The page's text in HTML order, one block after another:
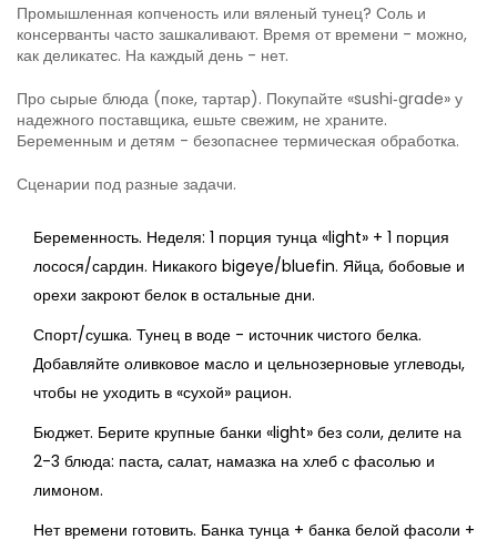
Промышленная копченость или вяленый тунец? Соль и
консерванты часто зашкаливают. Время от времени - можно,
как деликатес. На каждый день - нет.
Про сырые блюда (поке, тартар). Покупайте «sushi‑grade» у
надежного поставщика, ешьте свежим, не храните.
Беременным и детям - безопаснее термическая обработка.
Сценарии под разные задачи.
Беременность. Неделя: 1 порция тунца «light» + 1 порция
лосося/сардин. Никакого bigeye/bluefin. Яйца, бобовые и
орехи закроют белок в остальные дни.
Спорт/сушка. Тунец в воде - источник чистого белка.
Добавляйте оливковое масло и цельнозерновые углеводы,
чтобы не уходить в «сухой» рацион.
Бюджет. Берите крупные банки «light» без соли, делите на
2-3 блюда: паста, салат, намазка на хлеб с фасолью и
лимоном.
Нет времени готовить. Банка тунца + банка белой фасоли +